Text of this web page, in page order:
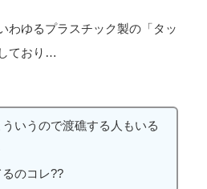
わゆるプラスチック製の「タッ
ており…
いうので渡礁する人もいる
のコレ??